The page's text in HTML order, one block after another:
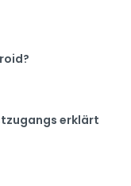
erklärt